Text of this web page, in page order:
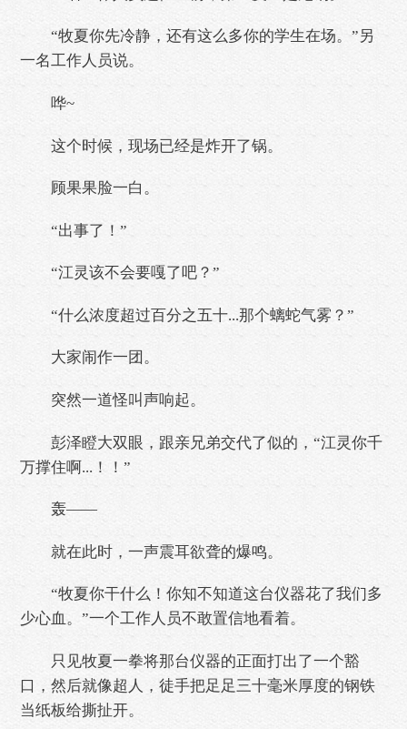
“牧夏你先冷静，还有这么多你的学生在场。”另
一名工作人员说。
哗~
这个时候，现场已经是炸开了锅。
顾果果脸一白。
“出事了！”
“江灵该不会要嘎了吧？”
“什么浓度超过百分之五十...那个螭蛇气雾？”
大家闹作一团。
突然一道怪叫声响起。
彭泽瞪大双眼，跟亲兄弟交代了似的，“江灵你千
万撑住啊...！！”
轰——
就在此时，一声震耳欲聋的爆鸣。
“牧夏你干什么！你知不知道这台仪器花了我们多
少心血。”一个工作人员不敢置信地看着。
只见牧夏一拳将那台仪器的正面打出了一个豁
口，然后就像超人，徒手把足足三十毫米厚度的钢铁
当纸板给撕扯开。